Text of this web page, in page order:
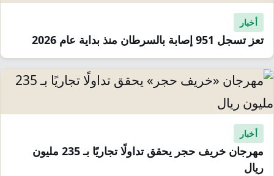
أخبار
تعز تسجل 951 إصابة بالسرطان منذ بداية عام 2026
أخبار
مهرجان خريف حجر يحقق تداولًا تجاريًا بـ 235 مليون
ريال